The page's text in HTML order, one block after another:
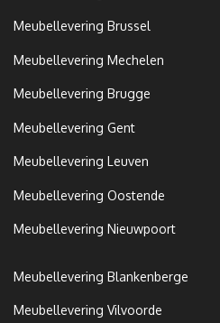
Meubellevering Brussel
Meubellevering Mechelen
Meubellevering Brugge
Meubellevering Gent
Meubellevering Leuven
Meubellevering Oostende
Meubellevering Nieuwpoort
Meubellevering Blankenberge
Meubellevering Vilvoorde